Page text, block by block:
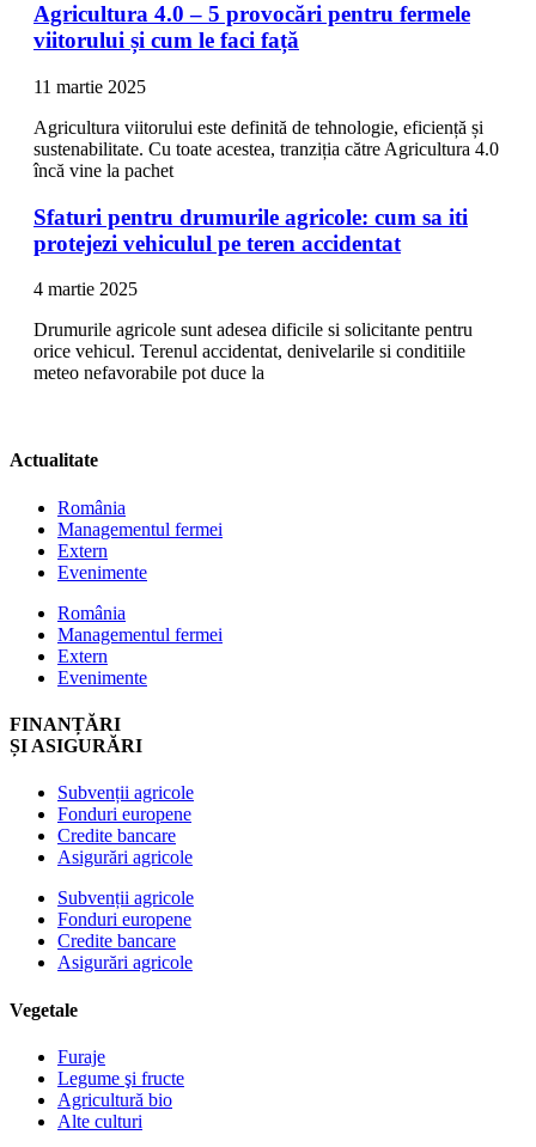
Agricultura 4.0 – 5 provocări pentru fermele
viitorului și cum le faci față
11 martie 2025
Agricultura viitorului este definită de tehnologie, eficiență și
sustenabilitate. Cu toate acestea, tranziția către Agricultura 4.0
încă vine la pachet
Sfaturi pentru drumurile agricole: cum sa iti
protejezi vehiculul pe teren accidentat
4 martie 2025
Drumurile agricole sunt adesea dificile si solicitante pentru
orice vehicul. Terenul accidentat, denivelarile si conditiile
meteo nefavorabile pot duce la
Actualitate
România
Managementul fermei
Extern
Evenimente
România
Managementul fermei
Extern
Evenimente
FINANȚĂRI
ȘI ASIGURĂRI
Subvenții agricole
Fonduri europene
Credite bancare
Asigurări agricole
Subvenții agricole
Fonduri europene
Credite bancare
Asigurări agricole
Vegetale
Furaje
Legume şi fructe
Agricultură bio
Alte culturi